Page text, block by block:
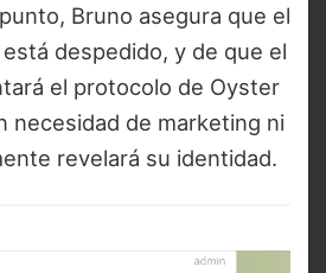
Bruno asegura que el
despedido, y de que el
el protocolo de Oyster
necesidad de marketing ni
revelará su identidad.